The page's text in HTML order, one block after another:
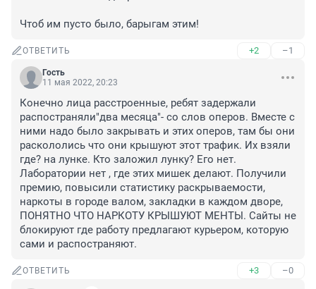
Чтоб им пусто было, барыгам этим!
ОТВЕТИТЬ +2 –1
Гость
11 мая 2022, 20:23
Конечно лица расстроенные, ребят задержали
распостраняли"два месяца"- со слов оперов. Вместе с
ними надо было закрывать и этих оперов, там бы они
раскололись что они крышуют этот трафик. Их взяли
где? на лунке. Кто заложил лунку? Его нет.
Лаборатории нет , где этих мишек делают. Получили
премию, повысили статистику раскрываемости,
наркоты в городе валом, закладки в каждом дворе,
ПОНЯТНО ЧТО НАРКОТУ КРЫШУЮТ МЕНТЫ. Сайты не
блокируют где работу предлагают курьером, которую
сами и распостраняют.
ОТВЕТИТЬ +3 –0